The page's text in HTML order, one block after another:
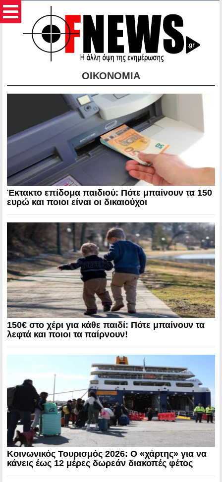
ΟΙΚΟΝΟΜΙΑ
Έκτακτο επίδομα παιδιού: Πότε μπαίνουν τα 150
ευρώ και ποιοι είναι οι δικαιούχοι
150€ στο χέρι για κάθε παιδί: Πότε μπαίνουν τα
λεφτά και ποιοι τα παίρνουν!
Κοινωνικός Τουρισμός 2026: Ο «χάρτης» για να
κάνεις έως 12 μέρες δωρεάν διακοπές φέτος